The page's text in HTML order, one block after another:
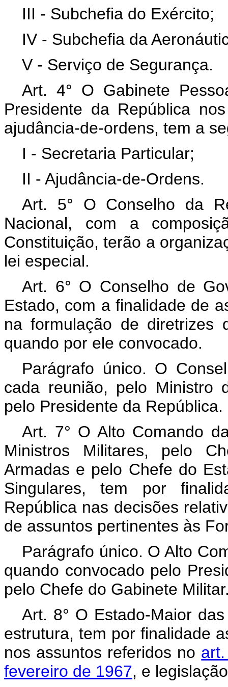
III - Subchefia do Exército;
IV - Subchefia da
V - Serviço de Segurança.
Art. 4° O Gabinete
Presidente da República
ajudância-de-ordens, tem a
I - Secretaria Particular;
II - Ajudância-de-Ordens.
Art. 5° O Conselho da
Nacional, com a
Constituição, terão a
lei especial.
Art. 6° O Conselho de
Estado, com a finalidade de
na formulação de diretrizes
quando por ele convocado.
Parágrafo único. O
cada reunião, pelo Ministro
pelo Presidente da República.
Art. 7° O Alto Comando
Ministros Militares, pelo
Armadas e pelo Chefe do
Singulares, tem por
República nas decisões
de assuntos pertinentes às
Parágrafo único. O Alto
quando convocado pelo
pelo Chefe do Gabinete
Art. 8° O Estado-Maior
estrutura, tem por finalidade
nos assuntos referidos no
fevereiro de 1967, e